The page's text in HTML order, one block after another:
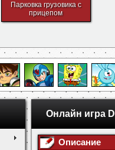
Парковка грузовика с
прицепом
Онлайн игра
Описание